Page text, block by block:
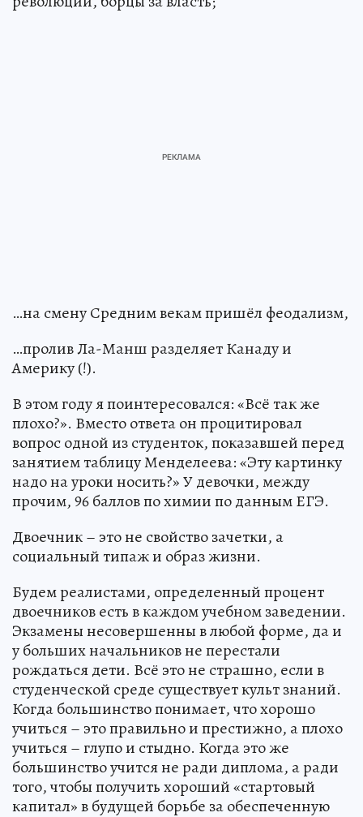
…на смену Средним векам пришёл феодализм,
…пролив Ла-Манш разделяет Канаду и
Америку (!).
В этом году я поинтересовался: «Всё так же
плохо?». Вместо ответа он процитировал
вопрос одной из студенток, показавшей перед
занятием таблицу Менделеева: «Эту картинку
надо на уроки носить?» У девочки, между
прочим, 96 баллов по химии по данным ЕГЭ.
Двоечник – это не свойство зачетки, а
социальный типаж и образ жизни.
Будем реалистами, определенный процент
двоечников есть в каждом учебном заведении.
Экзамены несовершенны в любой форме, да и
у больших начальников не перестали
рождаться дети. Всё это не страшно, если в
студенческой среде существует культ знаний.
Когда большинство понимает, что хорошо
учиться – это правильно и престижно, а плохо
учиться – глупо и стыдно. Когда это же
большинство учится не ради диплома, а ради
того, чтобы получить хороший «стартовый
капитал» в будущей борьбе за обеспеченную